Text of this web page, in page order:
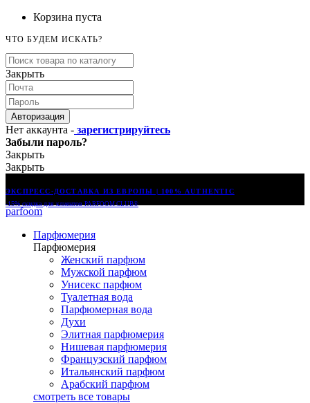
Корзина пуста
ЧТО БУДЕМ ИСКАТЬ?
Закрыть
Авторизация
Нет аккаунта - зарегистрируйтесь
Забыли пароль?
Закрыть
Закрыть
ЭКСПРЕСС-ДОСТАВКА ИЗ ЕВРОПЫ | 100% AUTHENTIC
-15% скидка для клиентов PARFOOM CLUB®
parfoom
Парфюмерия
Парфюмерия
Женский парфюм
Мужской парфюм
Унисекс парфюм
Туалетная вода
Парфюмерная вода
Духи
Элитная парфюмерия
Нишевая парфюмерия
Французский парфюм
Итальянский парфюм
Арабский парфюм
смотреть все товары